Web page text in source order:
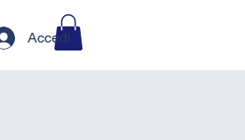
Accedi